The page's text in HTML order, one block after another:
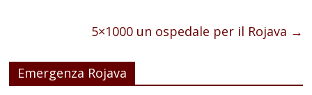
5×1000 un ospedale per il Rojava →
Emergenza Rojava